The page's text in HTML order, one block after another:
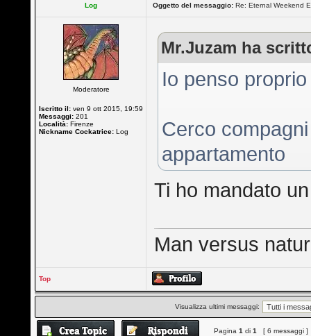
Log Oggetto del messaggio: Re: Eternal Weekend
Moderatore
Iscritto il: ven 9 ott 2015, 19:59
Messaggi: 201
Località: Firenze
Nickname Cockatrice: Log
Mr.Juzam ha
Io penso
Cerco
appartamento
Ti ho mandato
Man versus
Top
Visualizza ultimi messaggi:
Pagina1 di1 [ 6 messaggi ]